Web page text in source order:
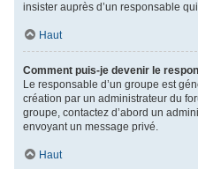
insister auprès d’un responsable
Haut
Comment puis-je devenir le
Le responsable d’un groupe est
création par un administrateur du
groupe, contactez d’abord un
envoyant un message privé.
Haut